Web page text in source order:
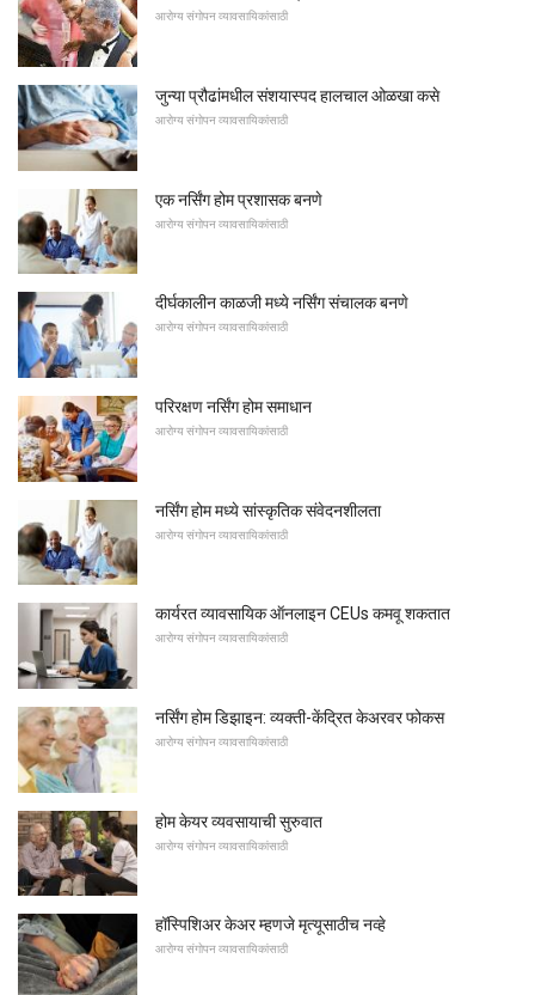
आरोग्य संगोपन व्यावसायिकांसाठी
जुन्या प्रौढांमधील संशयास्पद हालचाल ओळखा कसे
आरोग्य संगोपन व्यावसायिकांसाठी
एक नर्सिंग होम प्रशासक बनणे
आरोग्य संगोपन व्यावसायिकांसाठी
दीर्घकालीन काळजी मध्ये नर्सिंग संचालक बनणे
आरोग्य संगोपन व्यावसायिकांसाठी
परिरक्षण नर्सिंग होम समाधान
आरोग्य संगोपन व्यावसायिकांसाठी
नर्सिंग होम मध्ये सांस्कृतिक संवेदनशीलता
आरोग्य संगोपन व्यावसायिकांसाठी
कार्यरत व्यावसायिक ऑनलाइन CEUs कमवू शकतात
आरोग्य संगोपन व्यावसायिकांसाठी
नर्सिंग होम डिझाइन: व्यक्ती-केंद्रित केअरवर फोकस
आरोग्य संगोपन व्यावसायिकांसाठी
होम केयर व्यवसायाची सुरुवात
आरोग्य संगोपन व्यावसायिकांसाठी
हॉस्पिशिअर केअर म्हणजे मृत्यूसाठीच नव्हे
आरोग्य संगोपन व्यावसायिकांसाठी